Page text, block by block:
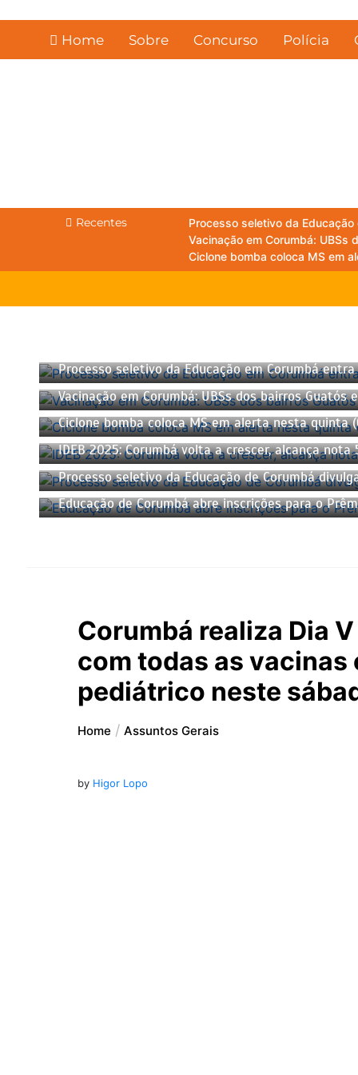
Home Sobre Concurso Polícia
Recentes
Processo seletivo da
Vacinação em Corumbá:
Ciclone bomba coloca MS em
Processo seletivo da Educação em Corumbá
Vacinação em Corumbá: UBSs dos bairros
Ciclone bomba coloca MS em alerta nesta
IDEB 2025: Corumbá volta a crescer, alcança
Processo seletivo da Educação de Corumbá
Educação de Corumbá abre inscrições para o
Corumbá realiza Dia
com todas as vacinas
pediátrico neste
Home Assuntos Gerais
by Higor Lopo